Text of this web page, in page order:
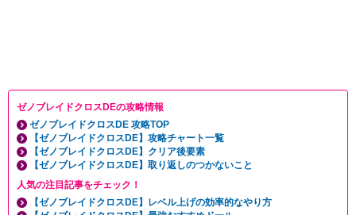
ゼノブレイドクロスDEの攻略情報
ゼノブレイドクロスDE 攻略TOP
【ゼノブレイドクロスDE】攻略チャート一覧
【ゼノブレイドクロスDE】クリア後要素
【ゼノブレイドクロスDE】取り返しのつかないこと
人気の注目記事をチェック！
【ゼノブレイドクロスDE】レベル上げの効率的なやり方